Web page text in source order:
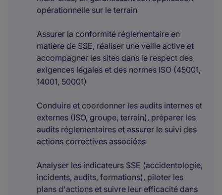
opérationnelle sur le terrain
Assurer la conformité réglementaire en
matière de SSE, réaliser une veille active et
accompagner les sites dans le respect des
exigences légales et des normes ISO (45001,
14001, 50001)
Conduire et coordonner les audits internes et
externes (ISO, groupe, terrain), préparer les
audits réglementaires et assurer le suivi des
actions correctives associées
Analyser les indicateurs SSE (accidentologie,
incidents, audits, formations), piloter les
plans d'actions et suivre leur efficacité dans